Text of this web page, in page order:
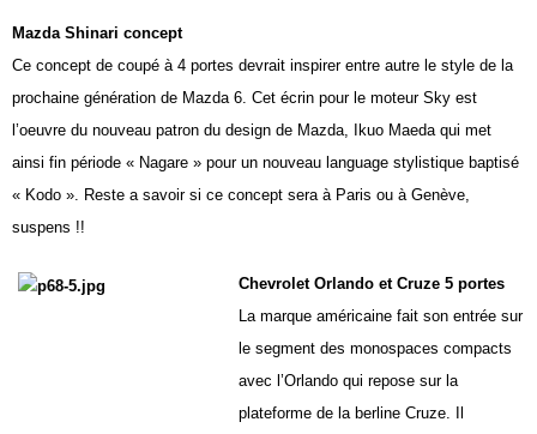
Mazda Shinari concept
Ce concept de coupé à 4 portes devrait inspirer entre autre le style de la
prochaine génération de Mazda 6. Cet écrin pour le moteur Sky est
l’oeuvre du nouveau patron du design de Mazda, Ikuo Maeda qui met
ainsi fin période « Nagare » pour un nouveau language stylistique baptisé
« Kodo ». Reste a savoir si ce concept sera à Paris ou à Genève,
suspens !!
Chevrolet Orlando et Cruze 5 portes
La marque américaine fait son entrée sur
le segment des monospaces compacts
avec l’Orlando qui repose sur la
plateforme de la berline Cruze. Il